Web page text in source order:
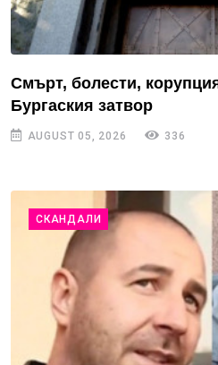
Смърт, болести,
Бургаския затвор
AUGUST 05, 2026 336
СКАНДАЛИ